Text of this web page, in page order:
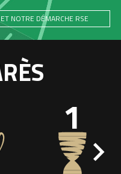
NOTRE DÉMARCHE RSE
1